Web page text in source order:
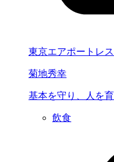
東京エアポートレ
菊地秀幸
基本を守り、 人を
飲食